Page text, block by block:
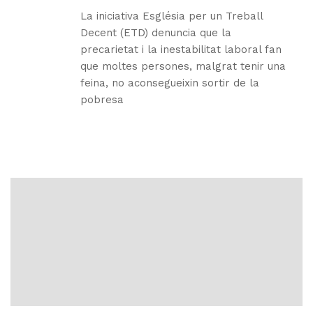
La iniciativa Església per un Treball
Decent (ETD) denuncia que la
precarietat i la inestabilitat laboral fan
que moltes persones, malgrat tenir una
feina, no aconsegueixin sortir de la
pobresa